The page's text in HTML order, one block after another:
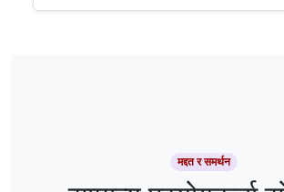
मद्दत र समर्थन